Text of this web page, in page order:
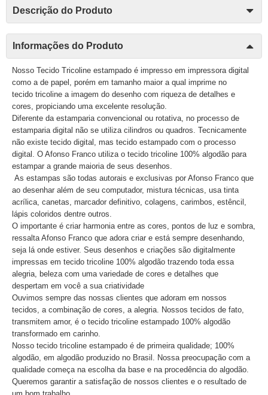
Descrição do Produto
Informações do Produto
Nosso Tecido Tricoline estampado é impresso em impressora digital
como a de papel, porém em tamanho maior a qual imprime no
tecido tricoline a imagem do desenho com riqueza de detalhes e
cores, propiciando uma excelente resolução.
Diferente da estamparia convencional ou rotativa, no processo de
estamparia digital não se utiliza cilindros ou quadros. Tecnicamente
não existe tecido digital, mas tecido estampado com o processo
digital. O Afonso Franco utiliza o tecido tricoline 100% algodão para
estampar a grande maioria de seus desenhos.
As estampas são todas autorais e exclusivas por Afonso Franco que
ao desenhar além de seu computador, mistura técnicas, usa tinta
acrílica, canetas, marcador definitivo, colagens, carimbos, estêncil,
lápis coloridos dentre outros.
O importante é criar harmonia entre as cores, pontos de luz e sombra,
ressalta Afonso Franco que adora criar e está sempre desenhando,
seja lá onde estiver. Seus desenhos e criações são digitalmente
impressas em tecido tricoline 100% algodão trazendo toda essa
alegria, beleza com uma variedade de cores e detalhes que
despertam em você a sua criatividade
Ouvimos sempre das nossas clientes que adoram em nossos
tecidos, a combinação de cores, a alegria. Nossos tecidos de fato,
transmitem amor, é o tecido tricoline estampado 100% algodão
transformado em carinho.
Nosso tecido tricoline estampado é de primeira qualidade; 100%
algodão, em algodão produzido no Brasil. Nossa preocupação com a
qualidade começa na escolha da base e na procedência do algodão.
Queremos garantir a satisfação de nossos clientes e o resultado de